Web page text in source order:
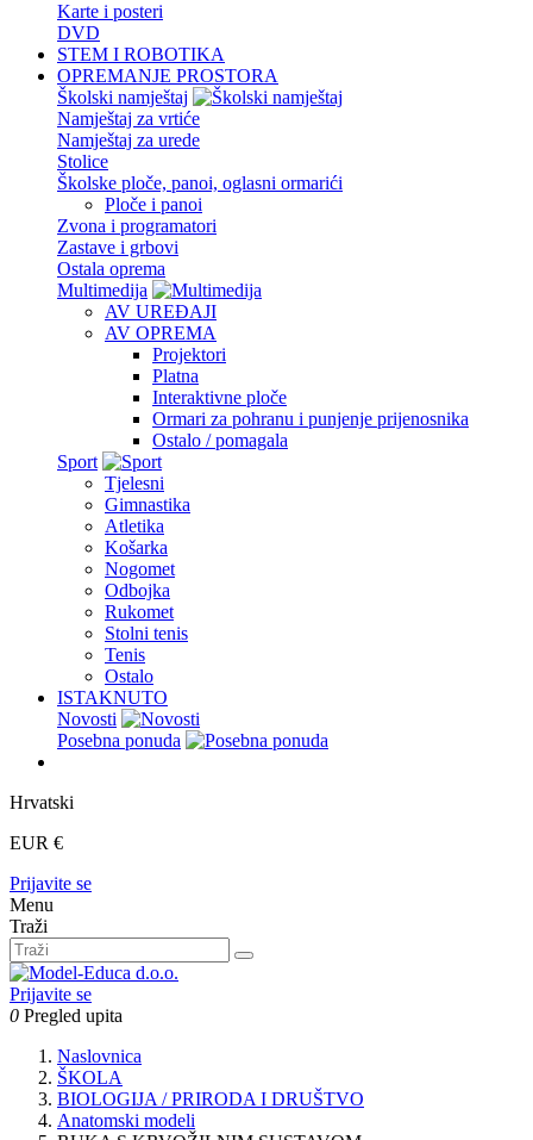
Karte i posteri
DVD
STEM I ROBOTIKA
OPREMANJE PROSTORA
Školski namještaj
Namještaj za vrtiće
Namještaj za urede
Stolice
Školske ploče, panoi, oglasni ormarići
Ploče i panoi
Zvona i programatori
Zastave i grbovi
Ostala oprema
Multimedija
AV UREĐAJI
AV OPREMA
Projektori
Platna
Interaktivne ploče
Ormari za pohranu i punjenje prijenosnika
Ostalo / pomagala
Sport
Tjelesni
Gimnastika
Atletika
Košarka
Nogomet
Odbojka
Rukomet
Stolni tenis
Tenis
Ostalo
ISTAKNUTO
Novosti
Posebna ponuda
Hrvatski
EUR €
Prijavite se
Menu
Traži
Prijavite se
0 Pregled upita
Naslovnica
ŠKOLA
BIOLOGIJA / PRIRODA I DRUŠTVO
Anatomski modeli